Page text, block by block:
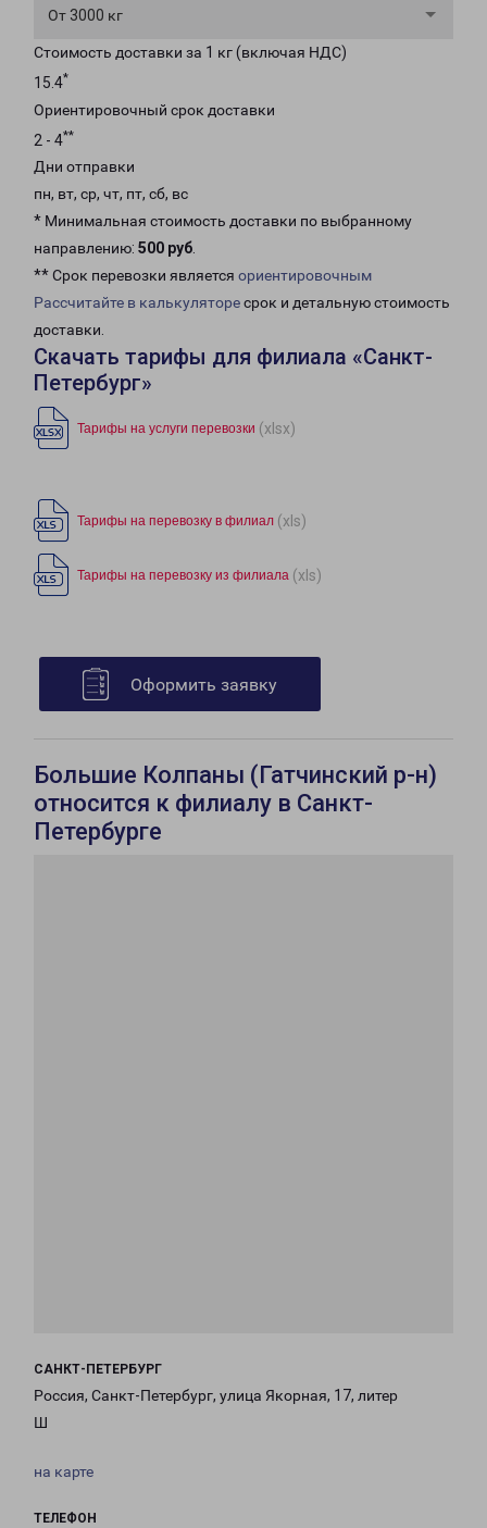
От 3000 кг
Стоимость доставки за 1 кг (включая НДС)
15.4*
Ориентировочный срок доставки
2 - 4**
Дни отправки
пн, вт, ср, чт, пт, сб, вс
* Минимальная стоимость доставки по выбранному
направлению: 500 руб.
** Срок перевозки является ориентировочным
Рассчитайте в калькуляторесрок и детальную стоимость
доставки.
Скачать тарифы для филиала «Санкт-
Петербург»
Тарифы на услуги перевозки (xlsx)
Тарифы на перевозку в филиал (xls)
Тарифы на перевозку из филиала (xls)
Оформить заявку
Большие Колпаны (Гатчинский р-н)
относится к филиалу в Санкт-
Петербурге
САНКТ-ПЕТЕРБУРГ
Россия, Санкт-Петербург, улица Якорная, 17, литер
Ш
на карте
ТЕЛЕФОН